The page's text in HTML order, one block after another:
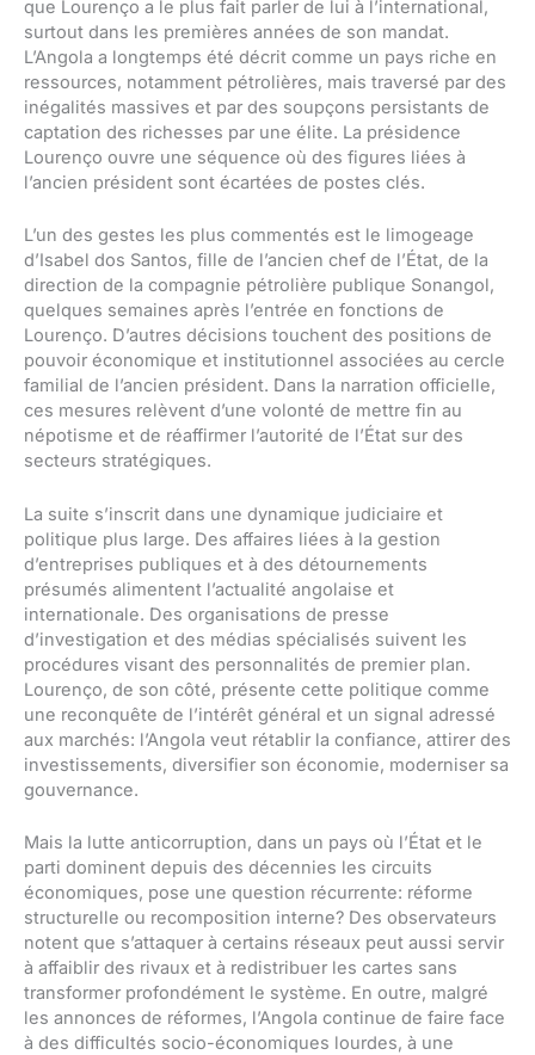
que Lourenço a le plus fait parler de lui à l’international,
surtout dans les premières années de son mandat.
L’Angola a longtemps été décrit comme un pays riche en
ressources, notamment pétrolières, mais traversé par des
inégalités massives et par des soupçons persistants de
captation des richesses par une élite. La présidence
Lourenço ouvre une séquence où des figures liées à
l’ancien président sont écartées de postes clés.
L’un des gestes les plus commentés est le limogeage
d’Isabel dos Santos, fille de l’ancien chef de l’État, de la
direction de la compagnie pétrolière publique Sonangol,
quelques semaines après l’entrée en fonctions de
Lourenço. D’autres décisions touchent des positions de
pouvoir économique et institutionnel associées au cercle
familial de l’ancien président. Dans la narration officielle,
ces mesures relèvent d’une volonté de mettre fin au
népotisme et de réaffirmer l’autorité de l’État sur des
secteurs stratégiques.
La suite s’inscrit dans une dynamique judiciaire et
politique plus large. Des affaires liées à la gestion
d’entreprises publiques et à des détournements
présumés alimentent l’actualité angolaise et
internationale. Des organisations de presse
d’investigation et des médias spécialisés suivent les
procédures visant des personnalités de premier plan.
Lourenço, de son côté, présente cette politique comme
une reconquête de l’intérêt général et un signal adressé
aux marchés: l’Angola veut rétablir la confiance, attirer des
investissements, diversifier son économie, moderniser sa
gouvernance.
Mais la lutte anticorruption, dans un pays où l’État et le
parti dominent depuis des décennies les circuits
économiques, pose une question récurrente: réforme
structurelle ou recomposition interne? Des observateurs
notent que s’attaquer à certains réseaux peut aussi servir
à affaiblir des rivaux et à redistribuer les cartes sans
transformer profondément le système. En outre, malgré
les annonces de réformes, l’Angola continue de faire face
à des difficultés socio-économiques lourdes, à une